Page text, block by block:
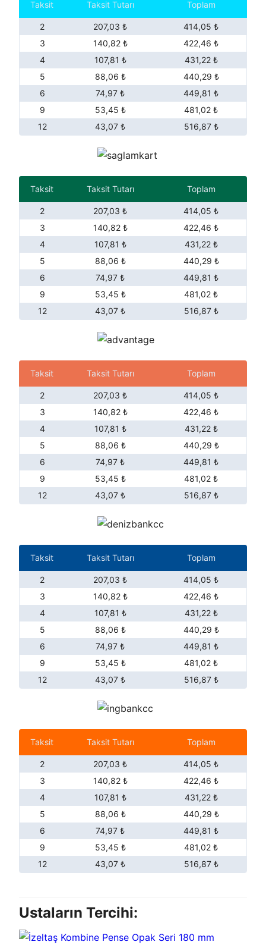
Taksit Taksit Tutarı Toplam
2 207,03 ₺
414,05 ₺
3
140,82 ₺
422,46 ₺
4
107,81 ₺
431,22 ₺
5
88,06 ₺
440,29 ₺
6
74,97 ₺
449,81 ₺
9
53,45 ₺
481,02 ₺
12
43,07 ₺ 516,87 ₺
Taksit Taksit Tutarı Toplam
2 207,03 ₺
414,05 ₺
3
140,82 ₺
422,46 ₺
4
107,81 ₺
431,22 ₺
5
88,06 ₺
440,29 ₺
6
74,97 ₺
449,81 ₺
9
53,45 ₺
481,02 ₺
12
43,07 ₺ 516,87 ₺
Taksit Taksit Tutarı Toplam
2 207,03 ₺
414,05 ₺
3
140,82 ₺
422,46 ₺
4
107,81 ₺
431,22 ₺
5
88,06 ₺
440,29 ₺
6
74,97 ₺
449,81 ₺
9
53,45 ₺
481,02 ₺
12
43,07 ₺ 516,87 ₺
Taksit Taksit Tutarı Toplam
2 207,03 ₺
414,05 ₺
3
140,82 ₺
422,46 ₺
4
107,81 ₺
431,22 ₺
5
88,06 ₺
440,29 ₺
6
74,97 ₺
449,81 ₺
9
53,45 ₺
481,02 ₺
12
43,07 ₺ 516,87 ₺
Taksit Taksit Tutarı Toplam
2 207,03 ₺
414,05 ₺
3
140,82 ₺
422,46 ₺
4
107,81 ₺
431,22 ₺
5
88,06 ₺
440,29 ₺
6
74,97 ₺
449,81 ₺
9
53,45 ₺
481,02 ₺
12
43,07 ₺ 516,87 ₺
Ustaların Tercihi: